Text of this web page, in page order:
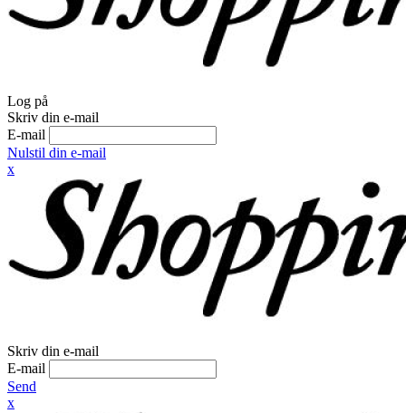
Log på
Skriv din e-mail
E-mail
Nulstil din e-mail
x
Skriv din e-mail
E-mail
Send
x